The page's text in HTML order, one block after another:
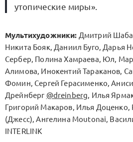
утопические миры».
Мультихудожники: Дмитрий
Никита Бояк, Даниил Буго, Дарья
Сербер, Полина Хамраева, Юл,
Алимова, Инокентий Тараканов,
Фомин, Сергей Герасименко,
Дрейнберг @dreinberg, Илья
Григорий Макаров, Илья Доценко,
(Джесс), Ангелина Moutonai,
INTERLINK